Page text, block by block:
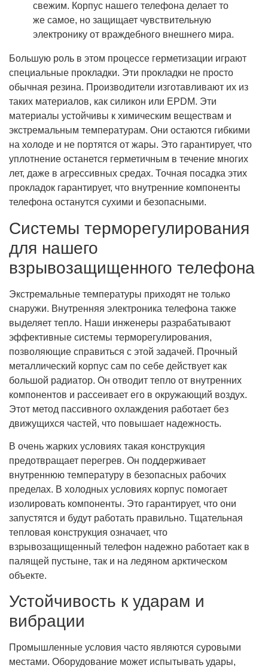
свежим. Корпус нашего телефона делает то
же самое, но защищает чувствительную
электронику от враждебного внешнего мира.
Большую роль в этом процессе герметизации играют
специальные прокладки. Эти прокладки не просто
обычная резина. Производители изготавливают их из
таких материалов, как силикон или EPDM. Эти
материалы устойчивы к химическим веществам и
экстремальным температурам. Они остаются гибкими
на холоде и не портятся от жары. Это гарантирует, что
уплотнение останется герметичным в течение многих
лет, даже в агрессивных средах. Точная посадка этих
прокладок гарантирует, что внутренние компоненты
телефона останутся сухими и безопасными.
Системы терморегулирования
для нашего
взрывозащищенного телефона
Экстремальные температуры приходят не только
снаружи. Внутренняя электроника телефона также
выделяет тепло. Наши инженеры разрабатывают
эффективные системы терморегулирования,
позволяющие справиться с этой задачей. Прочный
металлический корпус сам по себе действует как
большой радиатор. Он отводит тепло от внутренних
компонентов и рассеивает его в окружающий воздух.
Этот метод пассивного охлаждения работает без
движущихся частей, что повышает надежность.
В очень жарких условиях такая конструкция
предотвращает перегрев. Он поддерживает
внутреннюю температуру в безопасных рабочих
пределах. В холодных условиях корпус помогает
изолировать компоненты. Это гарантирует, что они
запустятся и будут работать правильно. Тщательная
тепловая конструкция означает, что
взрывозащищенный телефон надежно работает как в
палящей пустыне, так и на ледяном арктическом
объекте.
Устойчивость к ударам и
вибрации
Промышленные условия часто являются суровыми
местами. Оборудование может испытывать удары,